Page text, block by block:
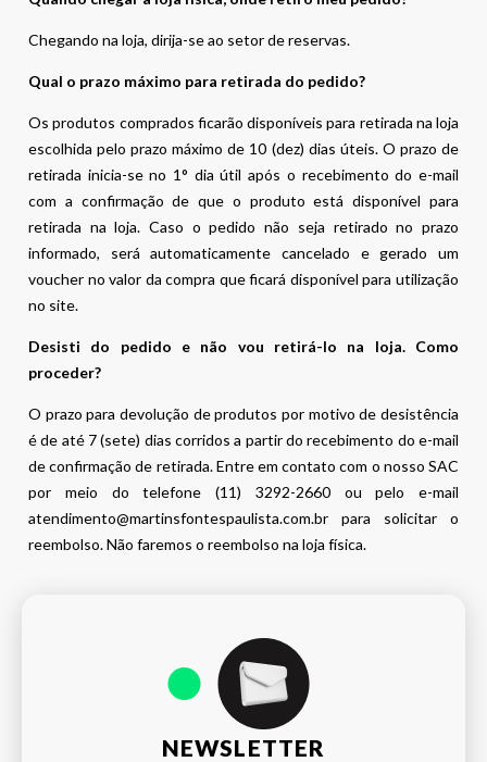
Chegando na loja, dirija-se ao setor de reservas.
Qual o prazo máximo para retirada do pedido?
Os produtos comprados ficarão disponíveis para retirada na loja
escolhida pelo prazo máximo de 10 (dez) dias úteis. O prazo de
retirada inicia-se no 1° dia útil após o recebimento do e-mail
com a confirmação de que o produto está disponível para
retirada na loja. Caso o pedido não seja retirado no prazo
informado, será automaticamente cancelado e gerado um
voucher no valor da compra que ficará disponível para utilização
no site.
Desisti do pedido e não vou retirá-lo na loja. Como
proceder?
O prazo para devolução de produtos por motivo de desistência
é de até 7 (sete) dias corridos a partir do recebimento do e-mail
de confirmação de retirada. Entre em contato com o nosso SAC
por meio do telefone (11) 3292-2660 ou pelo e-mail
atendimento@martinsfontespaulista.com.br para solicitar o
reembolso. Não faremos o reembolso na loja física.
NEWSLETTER